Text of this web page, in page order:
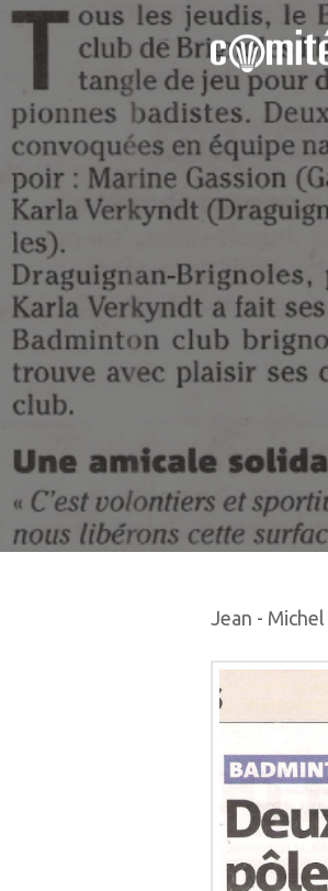
Blog du Comité
Jean - Michel